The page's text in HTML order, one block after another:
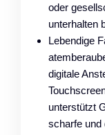
oder
unterhalten
Lebendige
digitale
unterstützt
scharfe und